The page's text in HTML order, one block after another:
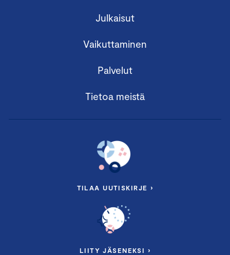
Julkaisut
Vaikuttaminen
Palvelut
Tietoa meistä
TILAA UUTISKIRJE ›
LIITY JÄSENEKSI ›